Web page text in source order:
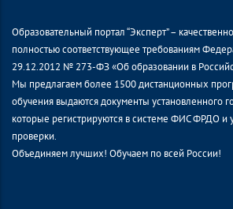
Образовательный портал “Эксперт” –
полностью соответствующее требованиям
29.12.2012 № 273-ФЗ «Об образовании в
Мы предлагаем более 1500 дистанционных
обучения выдаются документы установленного
которые регистрируются в системе ФИС ФРДО и
проверки.
Объединяем лучших! Обучаем по всей России!